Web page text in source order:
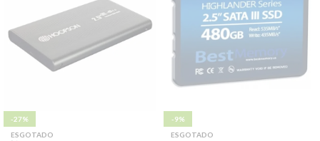
-27%
ESGOTADO
-9%
ESGOTADO